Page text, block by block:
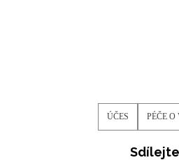
ÚČES PÉČE